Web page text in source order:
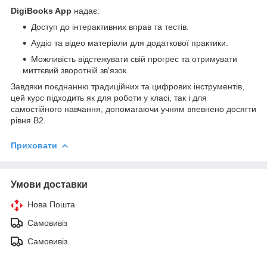
DigiBooks App надає:
Доступ до інтерактивних вправ та тестів.
Аудіо та відео матеріали для додаткової практики.
Можливість відстежувати свій прогрес та отримувати
миттєвий зворотній зв'язок.
Завдяки поєднанню традиційних та цифрових інструментів,
цей курс підходить як для роботи у класі, так і для
самостійного навчання, допомагаючи учням впевнено досягти
рівня B2.
Приховати
Умови доставки
Нова Пошта
Самовивіз
Самовивіз